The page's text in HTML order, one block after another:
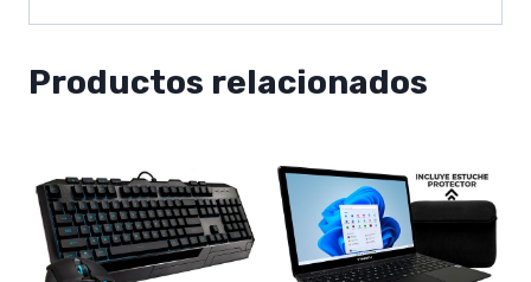
Productos relacionados